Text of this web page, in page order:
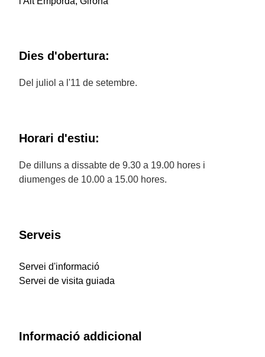
Dies d'obertura:
Del juliol a l'11 de setembre.
Horari d'estiu:
De dilluns a dissabte de 9.30 a 19.00 hores i
diumenges de 10.00 a 15.00 hores.
Serveis
Servei d'informació
Servei de visita guiada
Informació addicional